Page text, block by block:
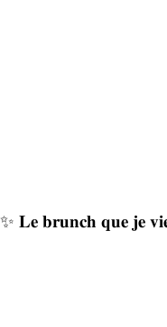
✨ 𝐋𝐞 𝐛𝐫𝐮𝐧𝐜𝐡 𝐪𝐮𝐞 𝐣𝐞